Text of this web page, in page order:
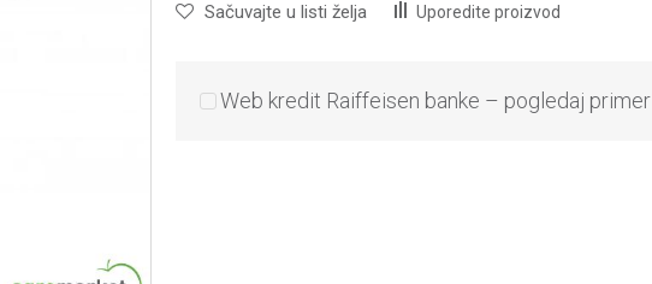
Sačuvajte u listi želja Uporedite proizvod
Web kredit Raiffeisen banke – pogledaj primer